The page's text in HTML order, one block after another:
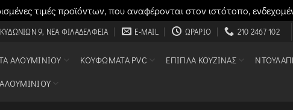
τιμές προϊόντων, που αναφέρονται στον ιστότοπο,
9, ΝΈΑ ΦΙΛΑΔΈΛΦΕΙΑ E-MAIL ΩΡΆΡΙΟ 210 2467 102
ΑΛΟΥΜΙΝΊΟΥ ΚΟΥΦΏΜΑΤΑ PVC ΈΠΙΠΛΑ ΚΟΥΖΊΝΑΣ